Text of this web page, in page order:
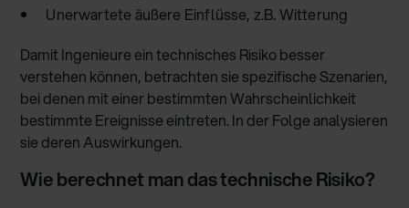
Unerwartete äußere Einflüsse, z.B. Witterung
Damit Ingenieure ein technisches Risiko besser
verstehen können, betrachten sie spezifische Szenarien,
bei denen mit einer bestimmten Wahrscheinlichkeit
bestimmte Ereignisse eintreten. In der Folge analysieren
sie deren Auswirkungen.
Wie berechnet man das technische Risiko?